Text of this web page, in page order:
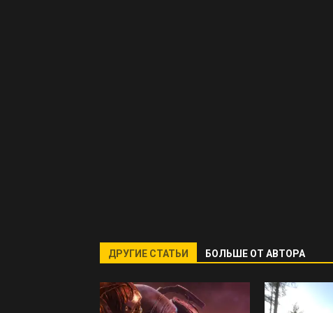
ДРУГИЕ СТАТЬИ БОЛЬШЕ ОТ АВТОРА